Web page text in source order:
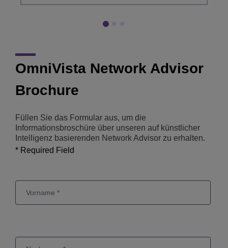
OmniVista Network Advisor
Brochure
Füllen Sie das Formular aus, um die
Informationsbroschüre über unseren auf künstlicher
Intelligenz basierenden Network Advisor zu erhalten.
* Required Field